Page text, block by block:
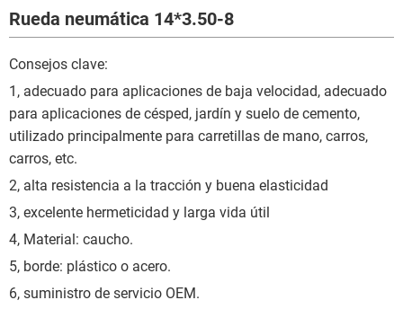
Rueda neumática 14*3.50-8
Consejos clave:
1, adecuado para aplicaciones de baja velocidad, adecuado
para aplicaciones de césped, jardín y suelo de cemento,
utilizado principalmente para carretillas de mano, carros,
carros, etc.
2, alta resistencia a la tracción y buena elasticidad
3, excelente hermeticidad y larga vida útil
4, Material: caucho.
5, borde: plástico o acero.
6, suministro de servicio OEM.